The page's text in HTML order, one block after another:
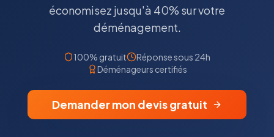
économisez jusqu'à 40% sur votre
déménagement.
100% gratuit
Réponse sous 24h
Déménageurs certifiés
Demander mon devis gratuit